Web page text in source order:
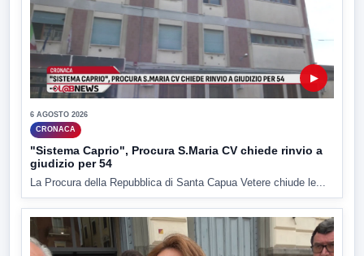
▶
6 AGOSTO 2026
CRONACA
"Sistema Caprio", Procura S.Maria CV chiede rinvio a
giudizio per 54
La Procura della Repubblica di Santa Capua Vetere chiude le...